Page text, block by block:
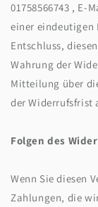
01758566743 , E-
einer eindeutigen
Entschluss,
Wahrung der
Mitteilung über
der Widerrufsfrist
Folgen des
Wenn Sie diesen
Zahlungen, die